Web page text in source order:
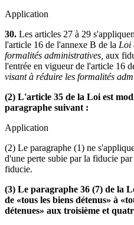
Application
30. Les articles 27 à 29
l'article 16 de l'annexe B de la Loi
formalités administratives, aux
l'entrée en vigueur de l'article 16
visant à réduire les formalités
(2) L'article 35 de la Loi est
paragraphe suivant :
Application
(2) Le paragraphe (1) ne
d'une perte subie par la fiducie
fiducie.
(3) Le paragraphe 36 (7) de la
de «tous les biens détenus» à
détenues» aux troisième et